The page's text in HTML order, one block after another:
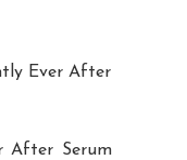
Ever After
After Serum